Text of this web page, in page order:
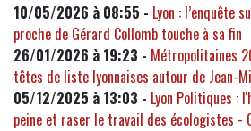
10/05/2026 à 08:55 - Lyon : l’enquête
proche de Gérard Collomb touche à sa fin
26/01/2026 à 19:23 - Métropolitaines
têtes de liste lyonnaises autour de Jean-
05/12/2025 à 13:03 - Lyon Politiques :
peine et raser le travail des écologistes -